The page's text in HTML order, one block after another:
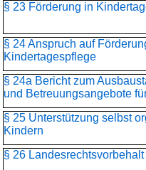
§ 23 Förderung in
§ 24 Anspruch auf
Kindertagespflege
§ 24a Bericht zum
und Betreuungsangebote
§ 25 Unterstützung selbst
Kindern
§ 26 Landesrechtsvorbehalt